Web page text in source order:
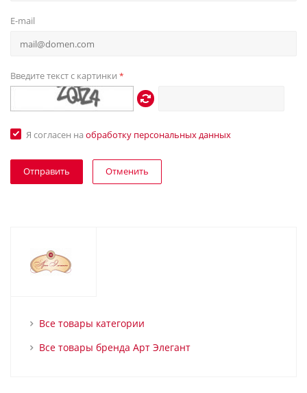
E-mail
Введите текст с картинки *
Я согласен на обработку персональных данных
Отменить
Все товары категории
Все товары бренда Арт Элегант